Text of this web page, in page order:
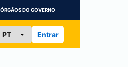
ÓRGÃOS DO GOVERNO
Entrar